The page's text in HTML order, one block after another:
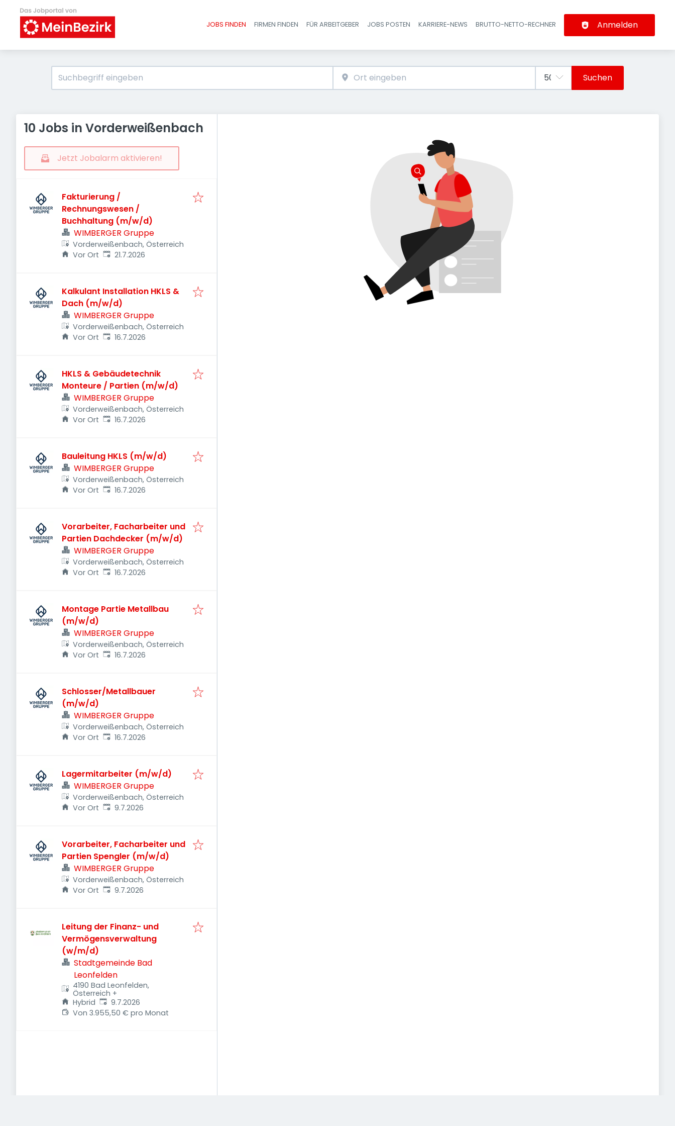
Haupt-Navigation
JOBS FINDEN FIRMEN FINDEN FÜR ARBEITGEBER JOBS POSTEN KARRIERE-NEWS BRUTTO-NETTO-RECHNER Anmelden
Suchen
10 Jobs in Vorderweißenbach
Jetzt Jobalarm aktivieren!
Fakturierung /
Rechnungswesen /
Buchhaltung (m/w/d)
WIMBERGER Gruppe
Vorderweißenbach, Österreich
Vor Ort Veröffentlicht
21.7.2026
Kalkulant Installation HKLS &
Dach (m/w/d)
WIMBERGER Gruppe
Vorderweißenbach, Österreich
Vor Ort Veröffentlicht
16.7.2026
HKLS & Gebäudetechnik
Monteure / Partien (m/w/d)
WIMBERGER Gruppe
Vorderweißenbach, Österreich
Vor Ort Veröffentlicht
16.7.2026
Bauleitung HKLS (m/w/d)
WIMBERGER Gruppe
Vorderweißenbach, Österreich
Vor Ort Veröffentlicht
16.7.2026
Vorarbeiter, Facharbeiter und
Partien Dachdecker (m/w/d)
WIMBERGER Gruppe
Vorderweißenbach, Österreich
Vor Ort Veröffentlicht
16.7.2026
Montage Partie Metallbau
(m/w/d)
WIMBERGER Gruppe
Vorderweißenbach, Österreich
Vor Ort Veröffentlicht
16.7.2026
Schlosser/Metallbauer
(m/w/d)
WIMBERGER Gruppe
Vorderweißenbach, Österreich
Vor Ort Veröffentlicht
16.7.2026
Lagermitarbeiter (m/w/d)
WIMBERGER Gruppe
Vorderweißenbach, Österreich
Vor Ort Veröffentlicht
9.7.2026
Vorarbeiter, Facharbeiter und
Partien Spengler (m/w/d)
WIMBERGER Gruppe
Vorderweißenbach, Österreich
Vor Ort Veröffentlicht
9.7.2026
Leitung der Finanz- und
Vermögensverwaltung
(w/m/d)
Stadtgemeinde Bad
Leonfelden
4190 Bad Leonfelden,
Österreich +
Hybrid Veröffentlicht
9.7.2026
Von 3.955,50 € pro Monat